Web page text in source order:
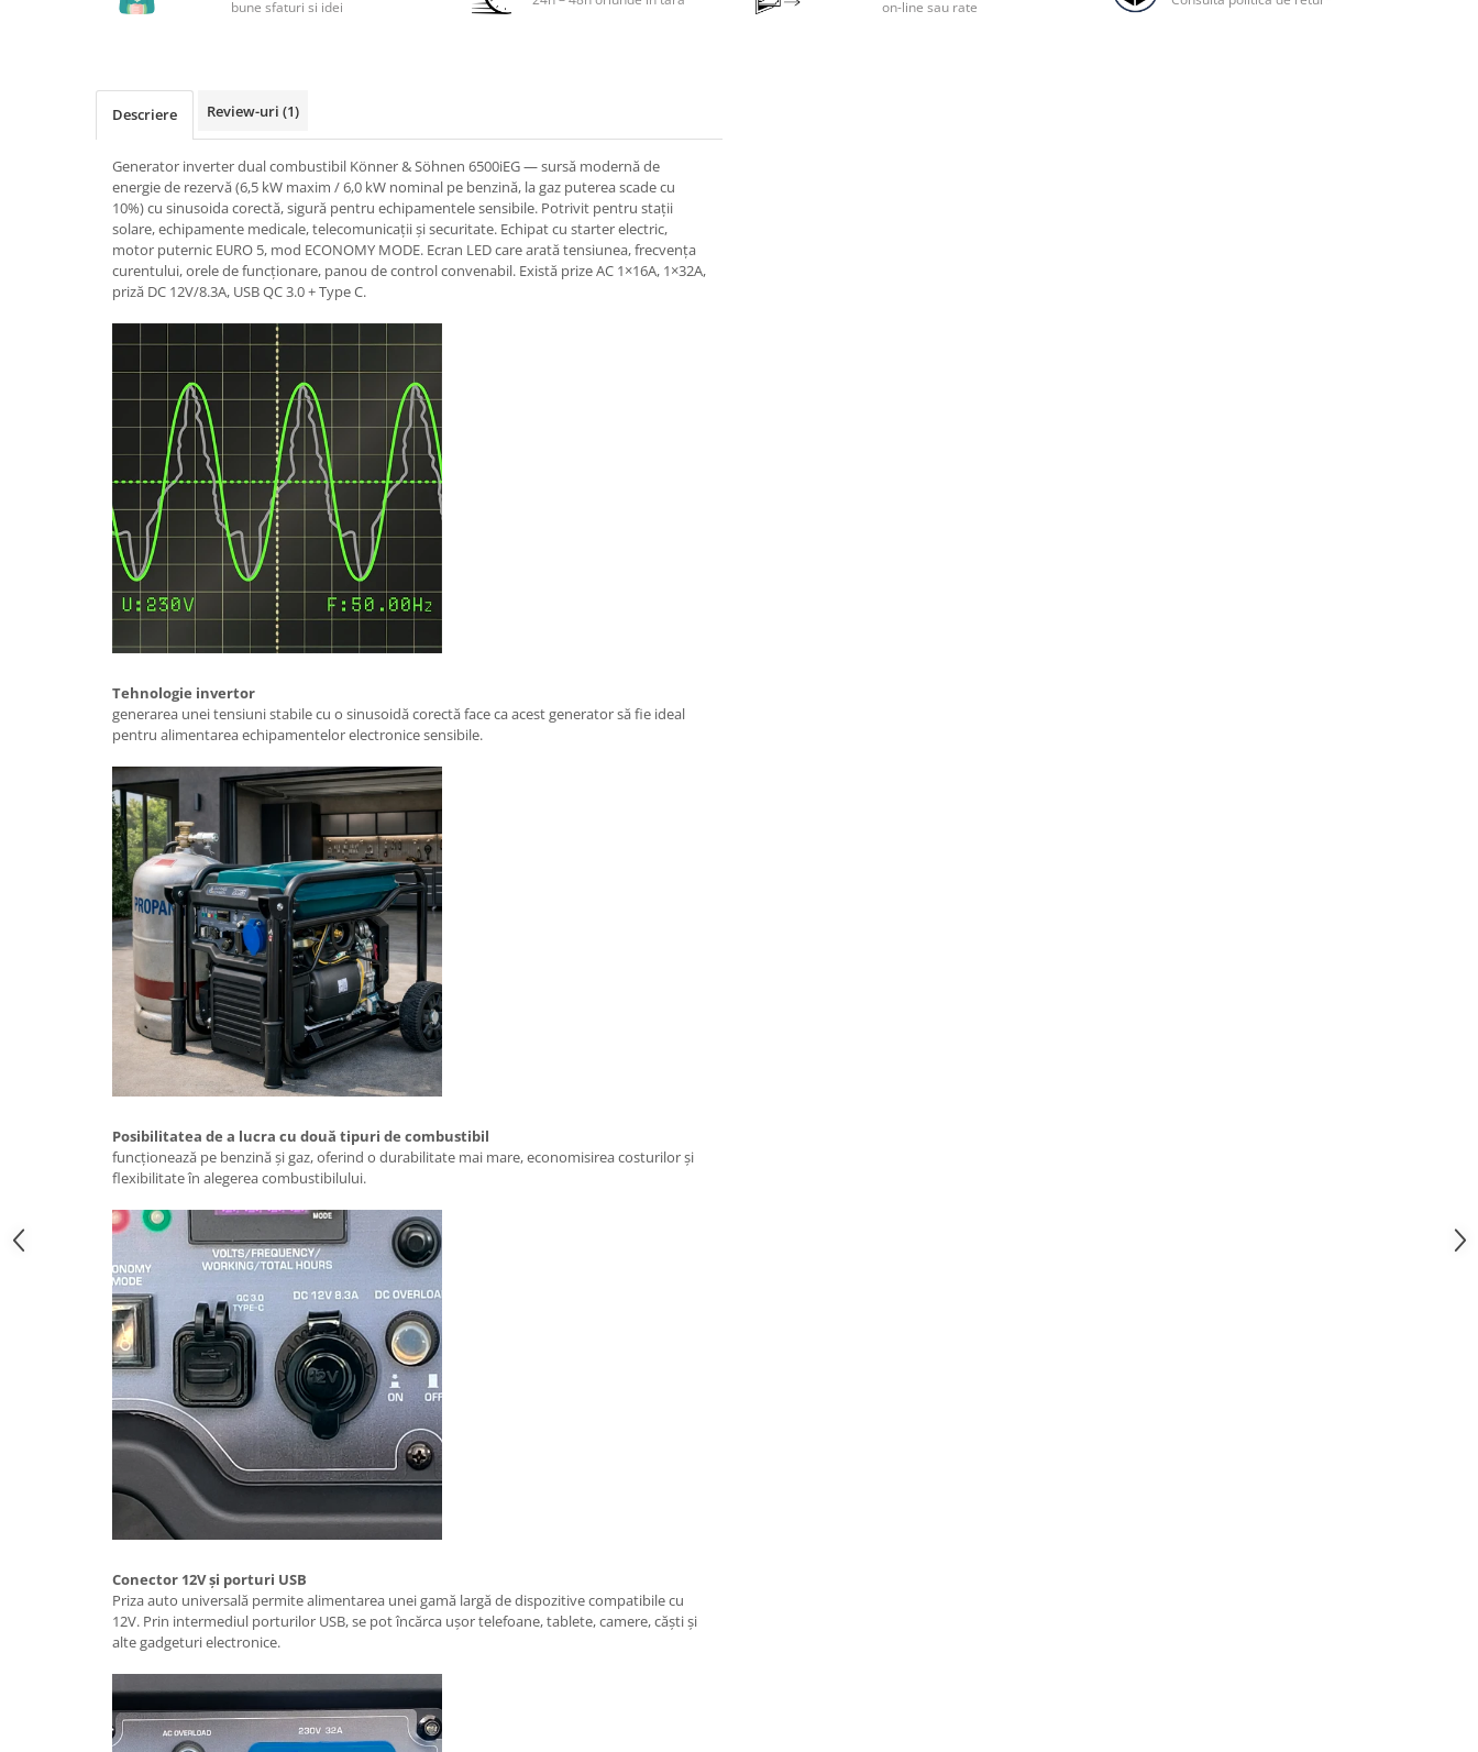
Reductoare presiune gaz
Grupuri de racire cu lichid
Generatoare electrice
Generatoare Insonorizate
Generatoare Uz general
Generatoare Industriale
Generatoare Digitale
Automatizari generatoare
Accesorii generatoare
Generatoare de curent continuu
Statii de alimentare portabile
Utilaje agricole
Motocultoare
Motocositoare
Accesorii utilaje agricole
Pachete motocultoare
Minitractoare
Vehicule utilitare
Curte si gradina
Masini de tuns gazon
Aparate de spalat cu presiune
Foarfece gard viu
Freze de zapada
Suflante frunze
Atomizoare si pulverizatoare
Tocatoare resturi vegetale
Maturi rotative
Solarii gradina
Solutii depozitare
Casute gradina
Cutii depozitare
Mobilier gradina
Set mobilier gradina
Canapele de gradina
Scaune gradina
Scule electrice
Ciocane rotopercutoare
Masini de gaurit
Masini de gaurit cu percutie
bune sfaturi si idei
on-line sau rate
Descriere Review-uri (1)
Generator inverter dual combustibil Könner & Söhnen 6500iEG — sursă modernă de
energie de rezervă (6,5 kW maxim / 6,0 kW nominal pe benzină, la gaz puterea scade cu
10%) cu sinusoida corectă, sigură pentru echipamentele sensibile. Potrivit pentru stații
solare, echipamente medicale, telecomunicații și securitate. Echipat cu starter electric,
motor puternic EURO 5, mod ECONOMY MODE. Ecran LED care arată tensiunea, frecvența
curentului, orele de funcționare, panou de control convenabil. Există prize AC 1×16A, 1×32A,
priză DC 12V/8.3A, USB QC 3.0 + Type C.
Tehnologie invertor
generarea unei tensiuni stabile cu o sinusoidă corectă face ca acest generator să fie ideal
pentru alimentarea echipamentelor electronice sensibile.
Posibilitatea de a lucra cu două tipuri de combustibil
funcționează pe benzină și gaz, oferind o durabilitate mai mare, economisirea costurilor și
flexibilitate în alegerea combustibilului.
Conector 12V și porturi USB
Priza auto universală permite alimentarea unei gamă largă de dispozitive compatibile cu
12V. Prin intermediul porturilor USB, se pot încărca ușor telefoane, tablete, camere, căști și
alte gadgeturi electronice.